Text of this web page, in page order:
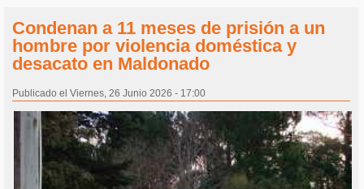
Condenan a 11 meses de prisión a un
hombre por violencia doméstica y
desacato en Maldonado
Publicado el Viernes, 26 Junio 2026 - 17:00